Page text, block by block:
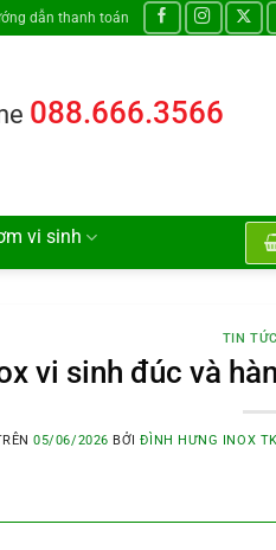
dẫn thanh toán
088.666.3566
vi sinh
TIN TỨC
vi sinh đúc và hàn
05/06/2026 BỞIĐÌNH HƯNG INOX TK